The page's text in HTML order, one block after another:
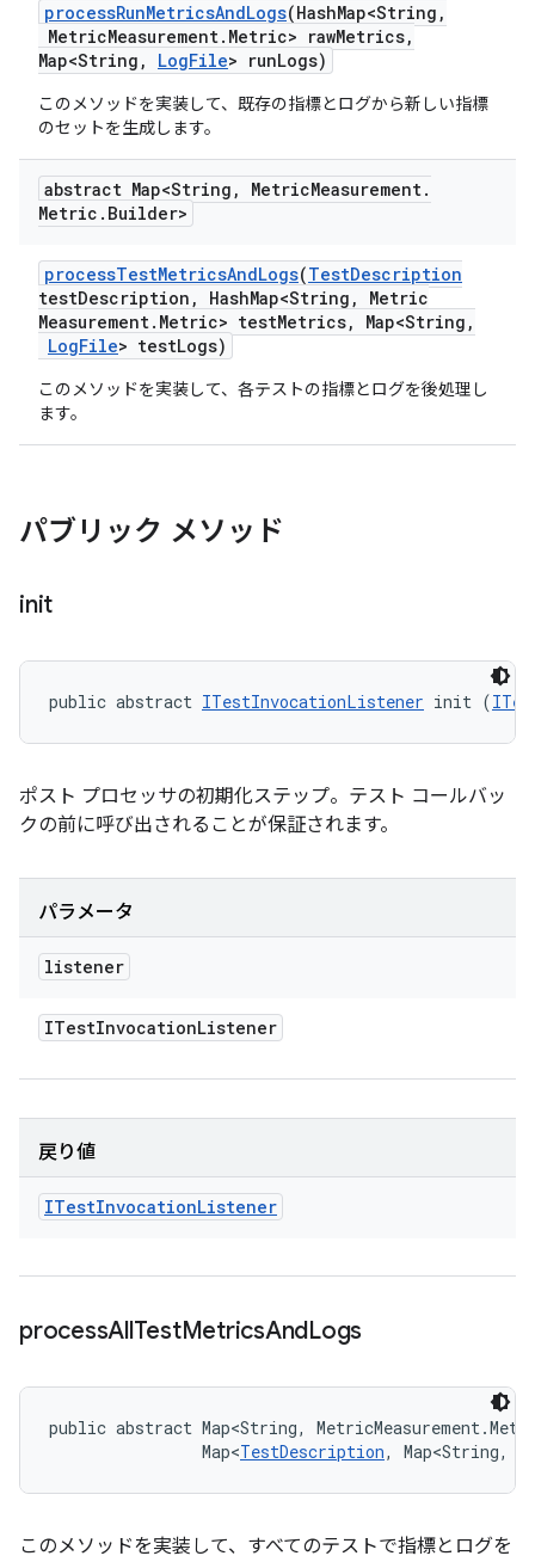
processRunMetricsAndLogs(HashMap<String ,
MetricMeasurement. Metric> rawMetrics,
Map<String , LogFile> runLogs)
このメソッドを実装して、既存の指標とログから新しい指標
のセットを生成します。
abstract Map<String , MetricMeasurement.
Metric . Builder>
processTestMetricsAndLogs(TestDescription
testDescription , HashMap<String ,
Metric
Measurement. Metric> testMetrics, Map<String ,
LogFile> testLogs)
このメソッドを実装して、各テストの指標とログを後処理し
ます。
パブリック メソッド
init
public abstract ITestInvocationListener init (
ポスト プロセッサの初期化ステップ。テスト コールバッ
クの前に呼び出されることが保証されます。
パラメータ
listener
ITestInvocationListener
戻り値
ITestInvocationListener
processAllTestMetricsAndLogs
public abstract Map<String,
                Map<
TestDescription, Map<String,
このメソッドを実装して、すべてのテストで指標とログを